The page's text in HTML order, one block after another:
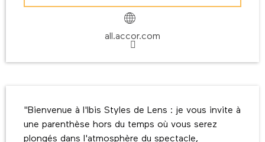
all.accor.com
"Bienvenue à l'Ibis Styles de Lens : je vous invite à
une parenthèse hors du temps où vous serez
plongés dans l'atmosphère du spectacle,